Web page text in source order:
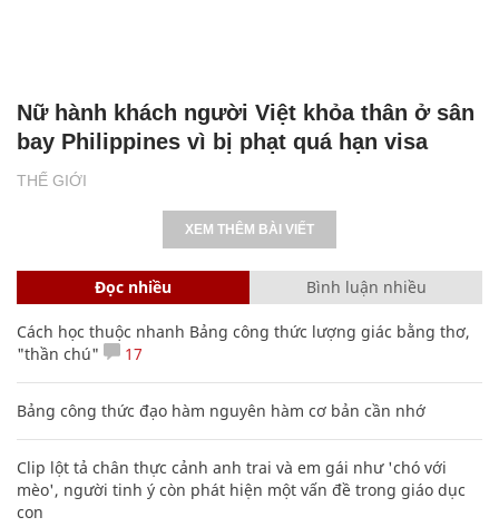
THẾ GIỚI
Nữ hành khách người Việt khỏa thân ở sân
bay Philippines vì bị phạt quá hạn visa
XEM THÊM BÀI VIẾT
Đọc nhiều Bình luận nhiều
Cách học thuộc nhanh Bảng công thức lượng giác bằng thơ,
"thần chú"
17
Bảng công thức đạo hàm nguyên hàm cơ bản cần nhớ
Clip lột tả chân thực cảnh anh trai và em gái như 'chó với
mèo', người tinh ý còn phát hiện một vấn đề trong giáo dục
con